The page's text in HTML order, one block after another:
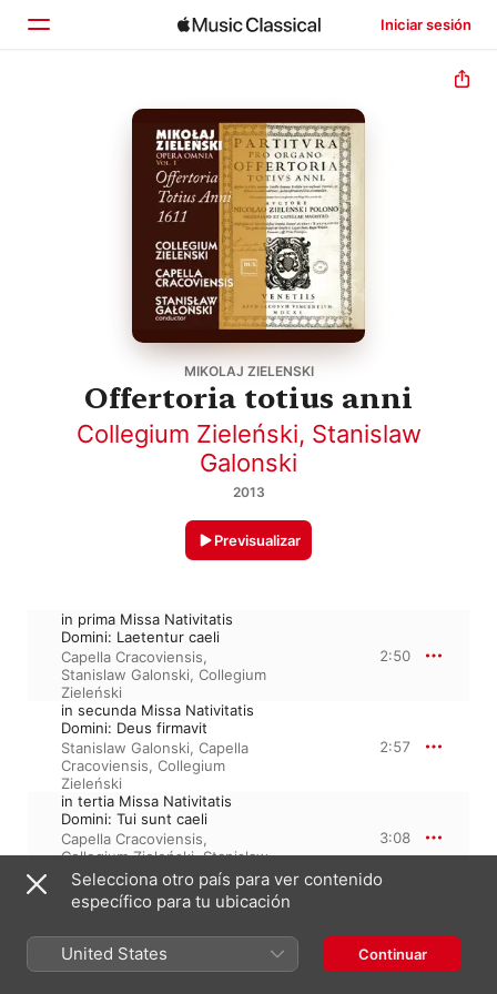
Iniciar sesión
MIKOLAJ ZIELENSKI
Offertoria totius anni
Collegium Zieleński, Stanislaw
Galonski
2013
Previsualizar
in prima Missa Nativitatis
Domini: Laetentur caeli
Capella Cracoviensis,
Stanislaw Galonski, Collegium
Zieleński
2:50
in secunda Missa Nativitatis
Domini: Deus firmavit
Stanislaw Galonski, Capella
Cracoviensis, Collegium
Zieleński
2:57
in tertia Missa Nativitatis
Domini: Tui sunt caeli
Capella Cracoviensis,
Collegium Zieleński,Stanislaw
Galonski
3:08
in festo S. Stephani
protomartyris: Elegerunt
Stanislaw Galonski
Zieleński, Capella
3:17
Selecciona otro país para ver contenido
específico para tu ubicación
United States Continuar